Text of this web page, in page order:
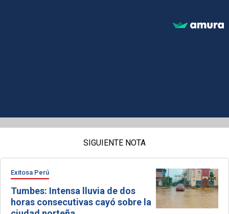
SIGUIENTE NOTA
Exitosa Perú
Tumbes: Intensa lluvia de dos
horas consecutivas cayó sobre la